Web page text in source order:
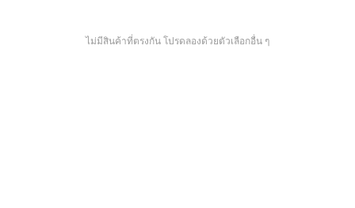
ไม่มีสินค้าที่ตรงกัน โปรดลองด้วยตัวเลือกอื่น ๆ